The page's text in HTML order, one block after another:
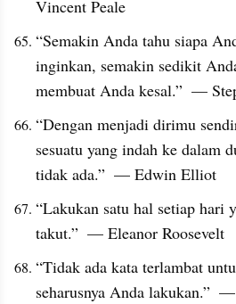
Vincent Peale
“Semakin Anda tahu siapa
inginkan, semakin sedikit
membuat Anda kesal.”  —
“Dengan menjadi dirimu
sesuatu yang indah ke dalam
tidak ada.”  — Edwin Elliot
“Lakukan satu hal setiap hari
takut.”  — Eleanor Roosevelt
“Tidak ada kata terlambat
seharusnya Anda lakukan.”